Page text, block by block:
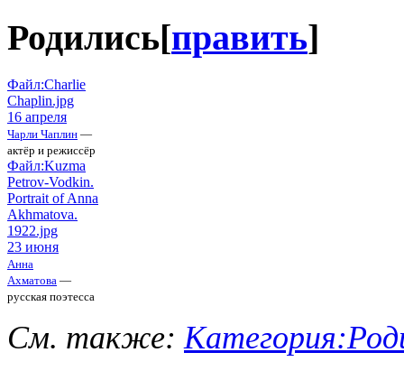
Родились[править]
Файл:Charlie
Chaplin.jpg
16 апреля
Чарли Чаплин —
актёр и режиссёр
Файл:Kuzma
Petrov-Vodkin.
Portrait of Anna
Akhmatova.
1922.jpg
23 июня
Анна
Ахматова —
русская поэтесса
См. также: